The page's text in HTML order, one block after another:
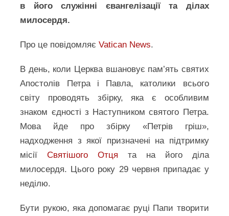
в його служінні євангелізації та ділах
милосердя.
Про це повідомляєVatican News.
В день, коли Церква вшановує пам’ять святих
Апостолів Петра і Павла, католики всього
світу проводять збірку, яка є особливим
знаком єдності з Наступником святого Петра.
Мова йде про збірку «Петрів гріш»,
надходження з якої призначені на підтримку
місіїСвятішого Отця та на його діла
милосердя. Цього року 29 червня припадає у
неділю.
Бути рукою, яка допомагає руці Папи творити